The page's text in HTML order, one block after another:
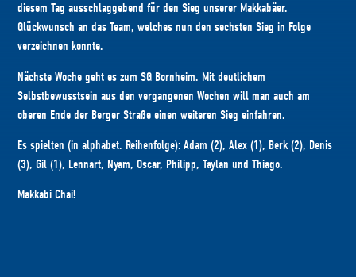
diesem Tag ausschlaggebend für den Sieg unserer Makkabäer.
Glückwunsch an das Team, welches nun den sechsten Sieg in Folge
verzeichnen konnte.
Nächste Woche geht es zum SG Bornheim. Mit deutlichem
Selbstbewusstsein aus den vergangenen Wochen will man auch am
oberen Ende der Berger Straße einen weiteren Sieg einfahren.
Es spielten (in alphabet. Reihenfolge): Adam (2), Alex (1), Berk (2), Denis
(3), Gil (1), Lennart, Nyam, Oscar, Philipp, Taylan und Thiago.
Makkabi Chai!